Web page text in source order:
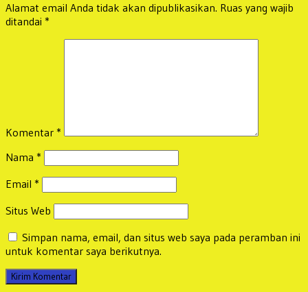
Alamat email Anda tidak akan dipublikasikan. Ruas yang wajib
ditandai *
Komentar *
Nama *
Email *
Situs Web
Simpan nama, email, dan situs web saya pada peramban ini
untuk komentar saya berikutnya.